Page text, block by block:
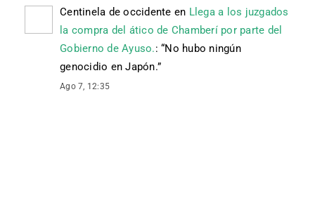
Centinela de occidente en Llega a los juzgados
la compra del ático de Chamberí por parte del
Gobierno de Ayuso.: “No hubo ningún
genocidio en Japón.”
Ago 7, 12:35